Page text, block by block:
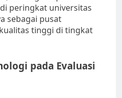
peringkat universitas
sebagai pusat
tinggi di tingkat
pada Evaluasi